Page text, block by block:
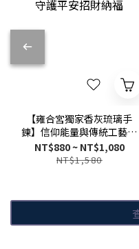
【雍合宮獨家香灰琉璃手
鍊】信仰能量與傳統工藝，
守護平安招財納福
NT$880 ~ NT$1,080
NT$1,580